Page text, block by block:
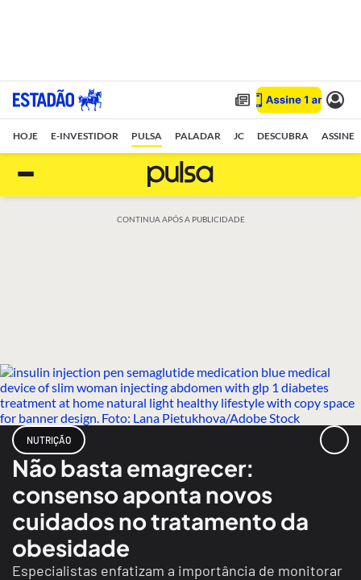
HOJE E-INVESTIDOR PULSA PALADAR JC DESCUBRA ASSINE
CONTINUA APÓS A PUBLICIDADE
NUTRIÇÃO
Não basta emagrecer:
consenso aponta novos
cuidados no tratamento da
obesidade
Especialistas enfatizam a importância de monitorar